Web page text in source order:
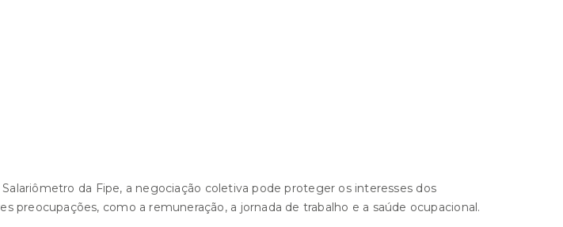
da Fipe, a negociação coletiva pode proteger os interesses dos
como a remuneração, a jornada de trabalho e a saúde ocupacional.